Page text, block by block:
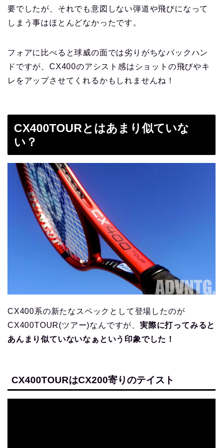
要でしたが、それでも意図しない弾道や飛びになって
しまう事はほとんどなかったです。
フォアに比べると球威の面では劣りがちなバックハン
ドですが、CX400のアシスト感はショットの飛びやキ
レをアップさせてくれるかもしれませんね！
CX400TOURとはあまり似ていな
い？
CX400系の新たなスペックとして登場したのが
CX400TOUR(ツアー)なんですが、 実際に打ってみると
あんまり似ていないなぁという印象でした！
CX400TOURはCX200寄りのテイスト